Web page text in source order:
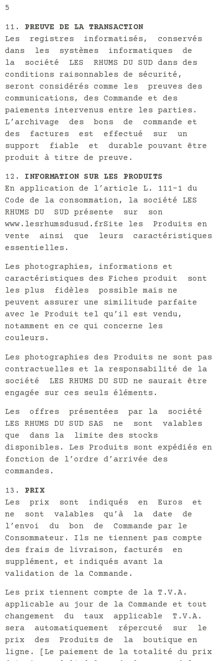
5
PREUVE DE LA TRANSACTION
Les registres informatisés, conservés
dans les systèmes informatiques de
la société LES RHUMS DU SUD dans des
conditions raisonnables de sécurité,
seront considérés comme les preuves des
communications, des Commande et des
paiements intervenus entre les parties.
L’archivage des bons de commande et
des factures est effectué sur un
support fiable et durable pouvant être
produit à titre de preuve.
INFORMATION SUR LES PRODUITS
En application de l’article L. 111-1 du
Code de la consommation, la société LES
RHUMS DU SUD présente sur son
www.lesrhumsdusud.frSite les Produits en
vente ainsi que leurs caractéristiques
essentielles.
Les photographies, informations et
caractéristiques des Fiches produit sont
les plus fidèles possible mais ne
peuvent assurer une similitude parfaite
avec le Produit tel qu’il est vendu,
notamment en ce qui concerne les
couleurs.
Les photographies des Produits ne sont pas
contractuelles et la responsabilité de la
société LES RHUMS DU SUD ne saurait être
engagée sur ces seuls éléments.
Les offres présentées par la société
LES RHUMS DU SUD SAS ne sont valables
que dans la limite des stocks
disponibles. Les Produits sont expédiés en
fonction de l’ordre d’arrivée des
commandes.
PRIX
Les prix sont indiqués en Euros et
ne sont valables qu’à la date de
l’envoi du bon de Commande par le
Consommateur. Ils ne tiennent pas compte
des frais de livraison, facturés en
supplément, et indiqués avant la
validation de la Commande.
Les prix tiennent compte de la T.V.A.
applicable au jour de la Commande et tout
changement du taux applicable T.V.A.
sera automatiquement répercuté sur le
prix des Produits de la boutique en
ligne. [Le paiement de la totalité du prix